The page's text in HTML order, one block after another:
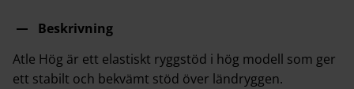
Beskrivning
Atle Hög är ett elastiskt ryggstöd i hög modell som ger
ett stabilt och bekvämt stöd över ländryggen.